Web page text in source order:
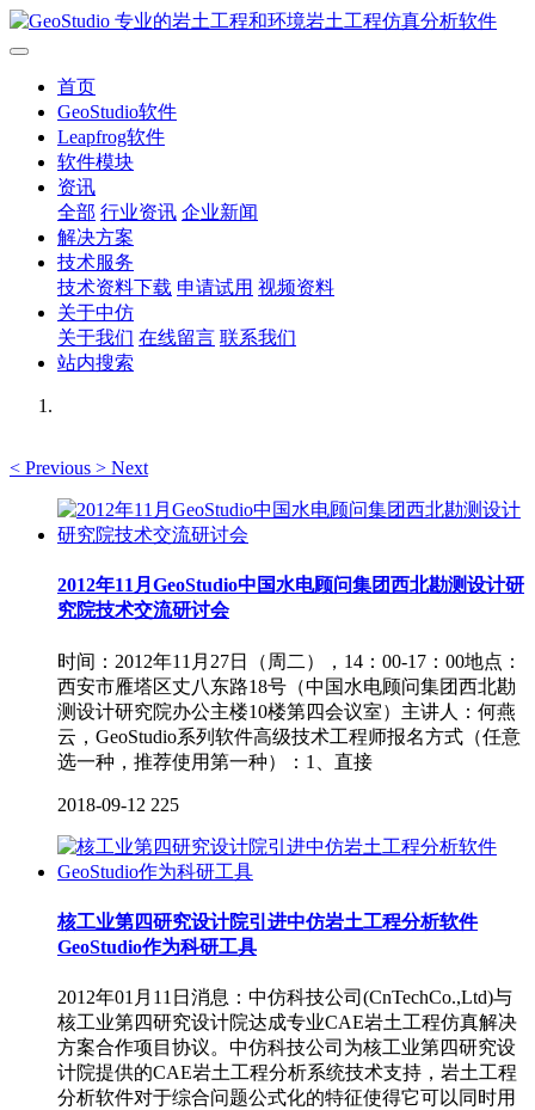
首页
GeoStudio软件
Leapfrog软件
软件模块
资讯
全部 行业资讯 企业新闻
解决方案
技术服务
技术资料下载 申请试用 视频资料
关于中仿
关于我们 在线留言 联系我们
站内搜索
< Previous > Next
2012年11月GeoStudio中国水电顾问集团西北勘测设计研
究院技术交流研讨会
时间：2012年11月27日（周二），14：00-17：00地点：
西安市雁塔区丈八东路18号（中国水电顾问集团西北勘
测设计研究院办公主楼10楼第四会议室）主讲人：何燕
云，GeoStudio系列软件高级技术工程师报名方式（任意
选一种，推荐使用第一种）：1、直接
2018-09-12 225
核工业第四研究设计院引进中仿岩土工程分析软件
GeoStudio作为科研工具
2012年01月11日消息：中仿科技公司(CnTechCo.,Ltd)与
核工业第四研究设计院达成专业CAE岩土工程仿真解决
方案合作项目协议。中仿科技公司为核工业第四研究设
计院提供的CAE岩土工程分析系统技术支持，岩土工程
分析软件对于综合问题公式化的特征使得它可以同时用